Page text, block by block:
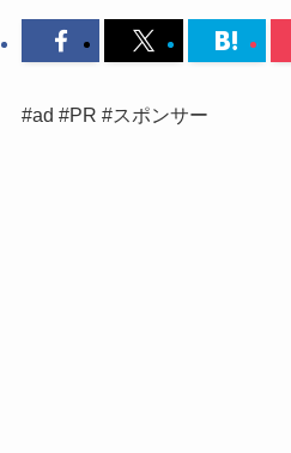
#ad #PR #スポンサー